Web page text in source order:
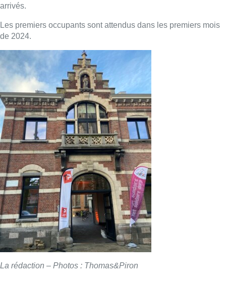
arrivés.
Les premiers occupants sont attendus dans les premiers mois
de 2024.
La rédaction – Photos : Thomas&Piron